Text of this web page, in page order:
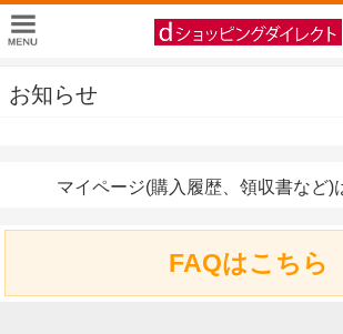
お知らせ
マイページ(購入履歴、領収書など)
FAQはこちら